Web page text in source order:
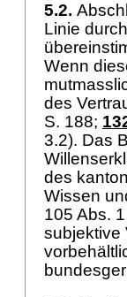
5.2.
Linie
Wenn
des
S. 188;
3.2). Das
des
Wissen
105 Abs.
subjektive